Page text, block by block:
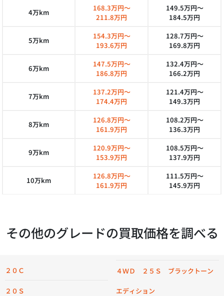
4万km
168.3万円～
211.8万円
149.5万円～
184.5万円
5万km
154.3万円～
193.6万円
128.7万円～
169.8万円
6万km
147.5万円～
186.8万円
132.4万円～
166.2万円
7万km
137.2万円～
174.4万円
121.4万円～
149.3万円
8万km
126.8万円～
161.9万円
108.2万円～
136.3万円
9万km
120.9万円～
153.9万円
108.5万円～
137.9万円
10万km
126.8万円～
161.9万円
111.5万円～
145.9万円
その他のグレードの買取価格を調べる
２０Ｃ
２０Ｓ
４ＷＤ ２５Ｓ ブラックトーン
エディション